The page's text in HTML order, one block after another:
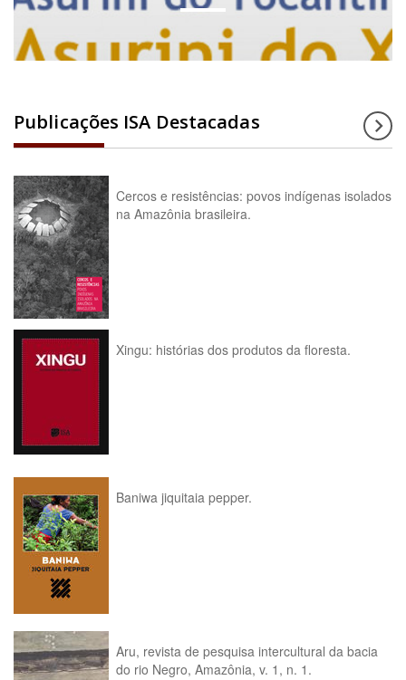
Publicações ISA Destacadas
Cercos e resistências: povos indígenas isolados
na Amazônia brasileira.
Xingu: histórias dos produtos da floresta.
Baniwa jiquitaia pepper.
Aru, revista de pesquisa intercultural da bacia
do rio Negro, Amazônia, v. 1, n. 1.